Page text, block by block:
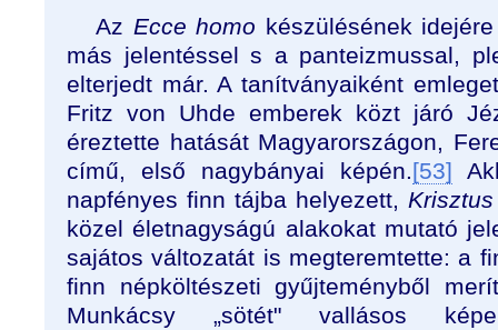
Az Ecce homo készülésének
más jelentéssel s a panteizmussal,
elterjedt már. A tanítványaiként
Fritz von Uhde emberek közt járó
éreztette hatását Magyarországon,
című, első nagybányai képén.[53]
napfényes finn tájba helyezett,
közel életnagyságú alakokat mutató
sajátos változatát is megteremtette: a
finn népköltészeti gyűjteményből
Munkácsy „sötét" vallásos